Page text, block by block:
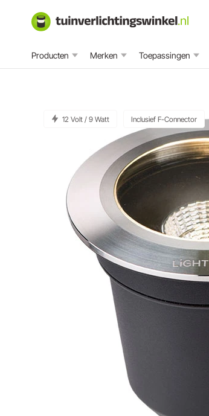
Producten Merken Toepassingen
12 Volt / 9 Watt Inclusief F-Connector